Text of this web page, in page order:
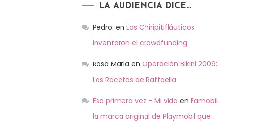
LA AUDIENCIA DICE…
Pedro. en Los Chiripitifláuticos
inventaron el crowdfunding
Rosa Maria en Operación Bikini 2009:
Las Recetas de Raffaella
Esa primera vez - Mi vida en Famobil,
la marca original de Playmobil que